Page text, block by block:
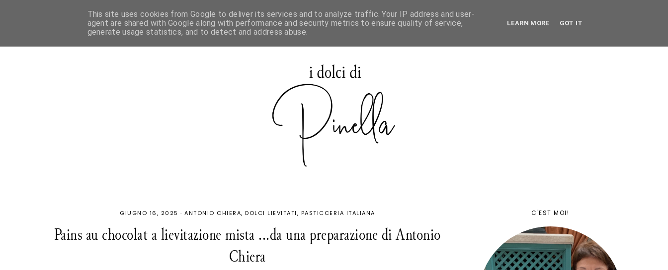
PASTICCERIA FRANCESE PASTICCERIA ITALIANA SPECIALE MAURIZIO SANTIN
GIUGNO 16, 2025 · ANTONIO CHIERA DOLCI LIEVITATI PASTICCERIA ITALIANA
Pains au chocolat a lievitazione mista ...da una preparazione di Antonio
Chiera
C'EST MOI!
This site uses cookies from Google to deliver its services and to analyze traffic. Your IP address and user-
agent are shared with Google along with performance and security metrics to ensure quality of service,
generate usage statistics, and to detect and address abuse.
LEARN MORE GOT IT